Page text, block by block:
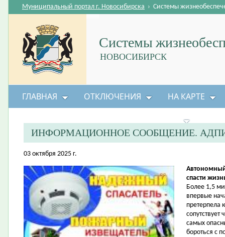
Системы
НОВОСИБИРСК
Муниципальный портал г. Новосибирска › Системы
ГЛАВНАЯ ОТКЛЮЧЕНИЯ НА КАРТЕ
ИНФОРМАЦИОННОЕ СООБЩЕНИЕ.
03 октября 2025 г.
спасти
Более 1,5
впервые
претерпела
самых
бороться с